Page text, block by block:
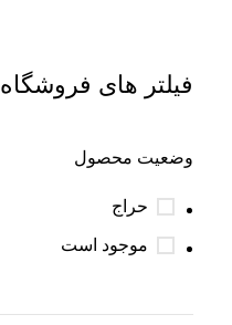
فیلتر های فروشگاه
وضعیت محصول
حراج
موجود است